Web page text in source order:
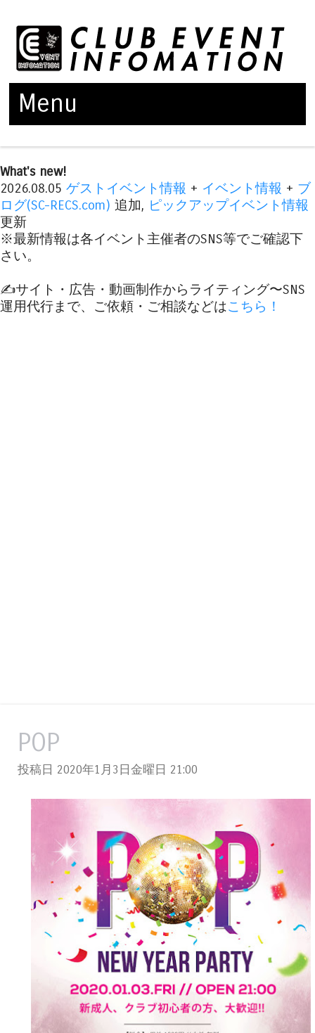
Menu
What's new!
2026.08.05 ゲストイベント情報 + イベント情報 + ブ
ログ(SC-RECS.com) 追加, ピックアップイベント情報
更新
※最新情報は各イベント主催者のSNS等でご確認下
さい。
✍️サイト・広告・動画制作からライティング〜SNS
運用代行まで、ご依頼・ご相談などはこちら！
POP
投稿日 2020年1月3日金曜日 21:00